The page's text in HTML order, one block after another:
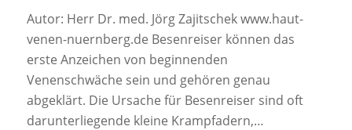
Autor: Herr Dr. med. Jörg Zajitschek www.haut-
venen-nuernberg.de Besenreiser können das
erste Anzeichen von beginnenden
Venenschwäche sein und gehören genau
abgeklärt. Die Ursache für Besenreiser sind oft
darunterliegende kleine Krampfadern,…